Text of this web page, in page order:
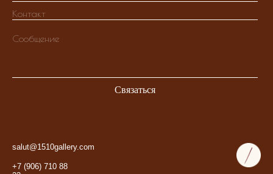
salut@1510gallery.com
+7 (906) 710 88
Связаться